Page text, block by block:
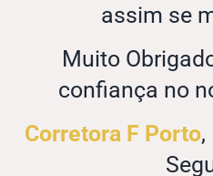
assim se
Muito
confiança no
Corretora F Porto,